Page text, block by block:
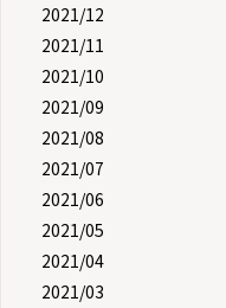
2021/12
2021/11
2021/10
2021/09
2021/08
2021/07
2021/06
2021/05
2021/04
2021/03